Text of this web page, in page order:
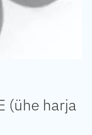
(ühe harja